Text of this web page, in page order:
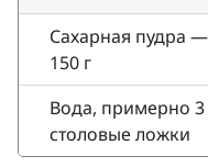
Сахарная пудра —
150 г
Вода, примерно 3
столовые ложки